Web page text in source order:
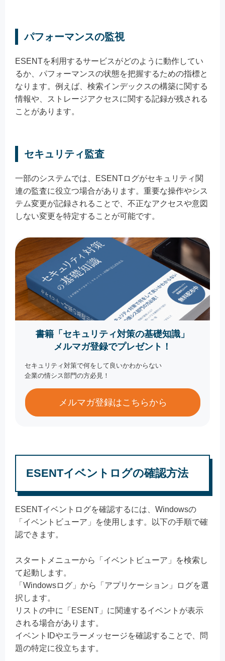
パフォーマンスの監視
ESENTを利用するサービスがどのように動作してい
るか、パフォーマンスの状態を把握するための指標と
なります。例えば、検索インデックスの構築に関する
情報や、ストレージアクセスに関する記録が残される
ことがあります。
セキュリティ監査
一部のシステムでは、ESENTログがセキュリティ関
連の監査に役立つ場合があります。重要な操作やシス
テム変更が記録されることで、不正なアクセスや意図
しない変更を特定することが可能です。
書籍「セキュリティ対策の基礎知識」
メルマガ登録でプレゼント！
セキュリティ対策で何をして良いかわからない
企業の情シス部門の方必見！
メルマガ登録はこちらから
ESENTイベントログの確認方法
ESENTイベントログを確認するには、Windowsの
「イベントビューア」を使用します。以下の手順で確
認できます。
スタートメニューから「イベントビューア」を検索し
て起動します。
「Windowsログ」から「アプリケーション」ログを選
択します。
リストの中に「ESENT」に関連するイベントが表示
される場合があります。
イベントIDやエラーメッセージを確認することで、問
題の特定に役立ちます。